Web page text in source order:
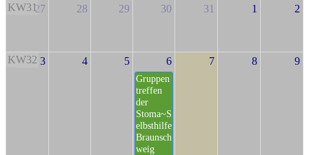
KW3127 28 29 30 31 1 2
KW32 3 4 5 6
Gruppen
treffen
der
Stoma~S
elbsthilfe
Braunsch
weig
7 8 9